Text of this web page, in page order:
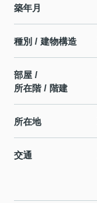
築年月
種別 / 建物構造
部屋 /
所在階 / 階建
所在地
交通